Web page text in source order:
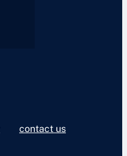
contact us